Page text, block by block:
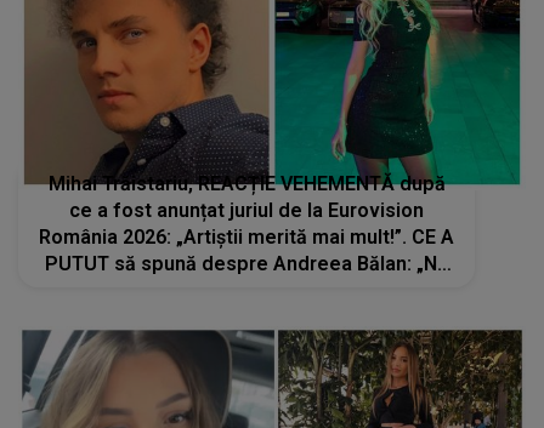
Mihai Trăistariu, REACȚIE VEHEMENTĂ după
ce a fost anunțat juriul de la Eurovision
România 2026: „Artiștii merită mai mult!”. CE A
PUTUT să spună despre Andreea Bălan: „Nu